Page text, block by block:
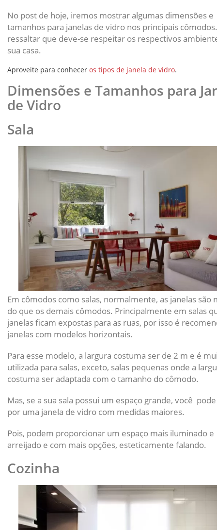
No post de hoje, iremos mostrar algumas dimensões e
tamanhos para janelas de vidro nos principais
ressaltar que deve-se respeitar os respectivos
sua casa.
Aproveite para conhecer os tipos de janela de vidro.
Dimensões e Tamanhos para
de Vidro
Sala
Em cômodos como salas, normalmente, as janelas são
do que os demais cômodos. Principalmente em salas
janelas ficam expostas para as ruas, por isso é
janelas com modelos horizontais.
Para esse modelo, a largura costuma ser de 2 m e é
utilizada para salas, exceto, salas pequenas onde a
costuma ser adaptada com o tamanho do cômodo.
Mas, se a sua sala possui um espaço grande, você
por uma janela de vidro com medidas maiores.
Pois, podem proporcionar um espaço mais iluminado e
arreijado e com mais opções, esteticamente falando.
Cozinha